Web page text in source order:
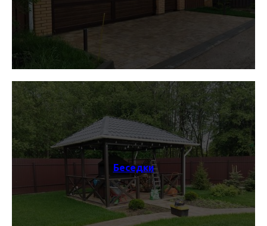
Беседки